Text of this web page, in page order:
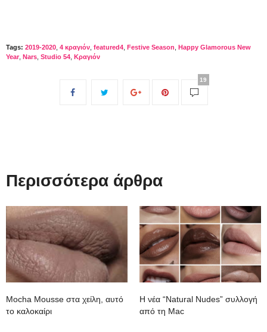
Tags: 2019-2020 4 κραγιόν featured4 Festive Season Happy Glamorous New
Year Nars Studio 54 Κραγιόν
19
Περισσότερα άρθρα
Mocha Mousse στα χείλη, αυτό
το καλοκαίρι
H νέα “Natural Νudes” συλλογή
από τη Mac